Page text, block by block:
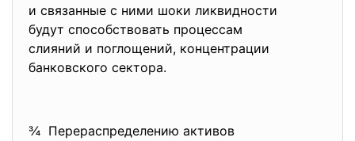
и связанные с ними шоки ликвидности
будут способствовать процессам
слияний и поглощений, концентрации
банковского сектора.
¾ Перераспределению активов